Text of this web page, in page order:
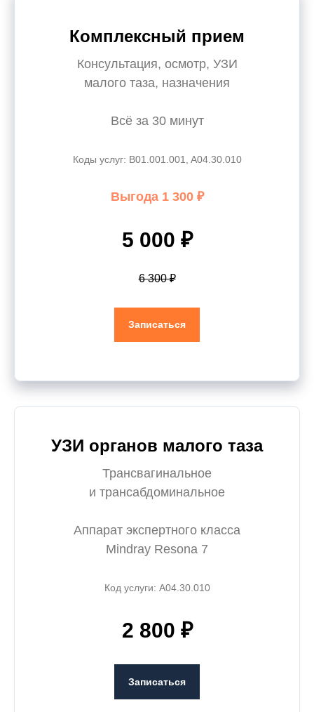
Комплексный прием
Консультация, осмотр, УЗИ
малого таза, назначения
Всё за 30 минут
Коды услуг: B01.001.001, A04.30.010
Выгода 1 300 ₽
5 000 ₽
6 300 ₽
Записаться
УЗИ органов малого таза
Трансвагинальное
и трансабдоминальное
Аппарат экспертного класса
Mindray Resona 7
Код услуги: A04.30.010
2 800 ₽
Записаться